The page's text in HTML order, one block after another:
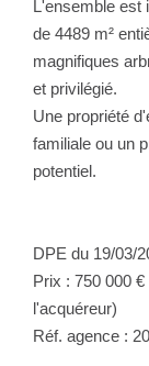
L'ensemble est
de 4489 m²
magnifiques
et privilégié.
Une propriété
familiale ou un
potentiel.
DPE du 19/03/
Prix : 750 000
l'acquéreur)
Réf. agence :